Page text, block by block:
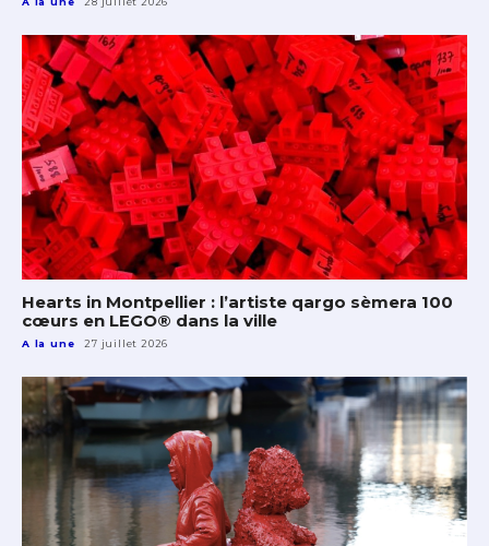
Hearts in Montpellier : l’artiste qargo sèmera 100
cœurs en LEGO® dans la ville
A la une 27 juillet 2026